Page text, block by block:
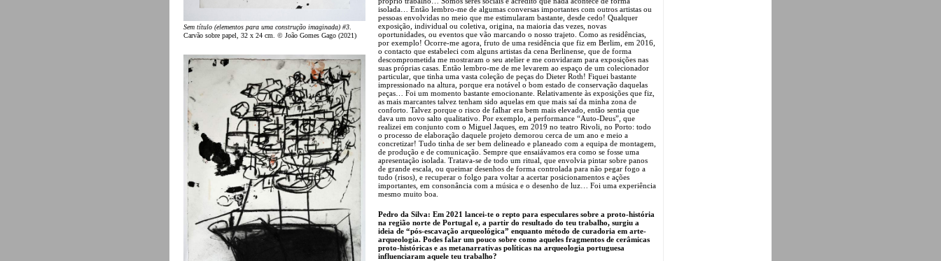
Sem título (elementos para uma construção imaginada) #3.
Carvão sobre papel, 32 x 24 cm. © João Gomes Gago (2021)
isolada… Então lembro-me de algumas conversas importantes com outros artistas ou
pessoas envolvidas no meio que me estimularam bastante, desde cedo! Qualquer
exposição, individual ou coletiva, origina, na maioria das vezes, novas
oportunidades, ou eventos que vão marcando o nosso trajeto. Como as residências,
por exemplo! Ocorre-me agora, fruto de uma residência que fiz em Berlim, em 2016,
o contacto que estabeleci com alguns artistas da cena Berlinense, que de forma
descomprometida me mostraram o seu atelier e me convidaram para exposições nas
suas próprias casas. Então lembro-me de me levarem ao espaço de um colecionador
particular, que tinha uma vasta coleção de peças do Dieter Roth! Fiquei bastante
impressionado na altura, porque era notável o bom estado de conservação daquelas
peças… Foi um momento bastante emocionante. Relativamente às exposições que fiz,
as mais marcantes talvez tenham sido aquelas em que mais saí da minha zona de
conforto. Talvez porque o risco de falhar era bem mais elevado, então sentia que
dava um novo salto qualitativo. Por exemplo, a performance “Auto-Deus”, que
realizei em conjunto com o Miguel Jaques, em 2019 no teatro Rivoli, no Porto: todo
o processo de elaboração daquele projeto demorou cerca de um ano e meio a
concretizar! Tudo tinha de ser bem delineado e planeado com a equipa de montagem,
de produção e de comunicação. Sempre que ensaiávamos era como se fosse uma
apresentação isolada. Tratava-se de todo um ritual, que envolvia pintar sobre panos
de grande escala, ou queimar desenhos de forma controlada para não pegar fogo a
tudo (risos), e recuperar o folgo para voltar a acertar posicionamentos e ações
importantes, em consonância com a música e o desenho de luz… Foi uma experiência
mesmo muito boa.
Pedro da Silva: Em 2021 lancei-te o repto para especulares sobre a proto-história
na região norte de Portugal e, a partir do resultado do teu trabalho, surgiu a
ideia de “pós-escavação arqueológica” enquanto método de curadoria em arte-
arqueologia. Podes falar um pouco sobre como aqueles fragmentos de cerâmicas
proto-históricas e as metanarrativas políticas na arqueologia portuguesa
influenciaram aquele teu trabalho?